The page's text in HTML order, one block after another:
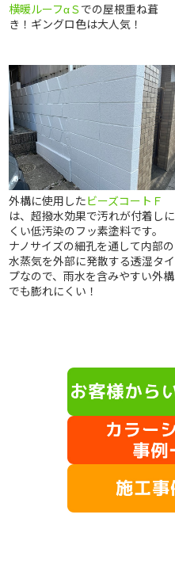
横暖ルーフαＳでの屋根重ね葺
き！ギングロ色は大人気！
外構に使用したビーズコートＦ
は、超撥水効果で汚れが付着しに
くい低汚染のフッ素塗料です。
ナノサイズの細孔を通して内部の
水蒸気を外部に発散する透湿タイ
プなので、雨水を含みやすい外構
でも膨れにくい！